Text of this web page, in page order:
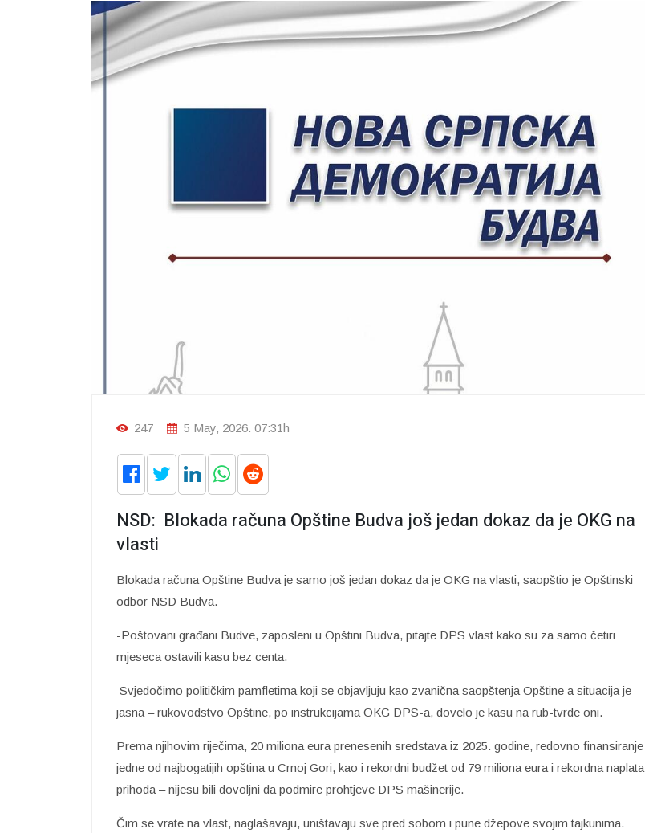
247 5 May, 2026. 07:31h
NSD: Blokada računa Opštine Budva još jedan dokaz da je OKG na
vlasti
Blokada računa Opštine Budva je samo još jedan dokaz da je OKG na vlasti, saopštio je Opštinski
odbor NSD Budva.
-Poštovani građani Budve, zaposleni u Opštini Budva, pitajte DPS vlast kako su za samo četiri
mjeseca ostavili kasu bez centa.
Svjedočimo političkim pamfletima koji se objavljuju kao zvanična saopštenja Opštine a situacija je
jasna – rukovodstvo Opštine, po instrukcijama OKG DPS-a, dovelo je kasu na rub-tvrde oni.
Prema njihovim riječima, 20 miliona eura prenesenih sredstava iz 2025. godine, redovno finansiranje
jedne od najbogatijih opština u Crnoj Gori, kao i rekordni budžet od 79 miliona eura i rekordna naplata
prihoda – nijesu bili dovoljni da podmire prohtjeve DPS mašinerije.
Čim se vrate na vlast, naglašavaju, uništavaju sve pred sobom i pune džepove svojim tajkunima.